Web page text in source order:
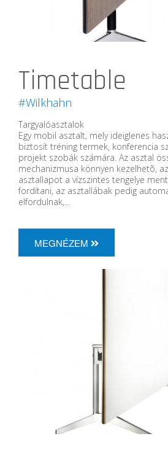
Timetable
#Wilkhahn
Targyalóasztalok
Egy mobil asztalt, mely ideiglenes
biztosít tréning termek, konferencia
projekt szobák számára. Az asztal
mechanizmusa könnyen kezelhetõ, az
asztallapot a vízszintes tengelye
fordítani, az asztallábak pedig
elfordulnak,...
MEGNÉZEM